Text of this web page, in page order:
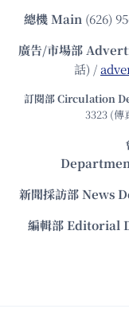
總機Main (626)
廣告/市場部
話) /
訂閱部 Circulation
3323 (傳
新聞採訪部 News
編輯部 Editorial